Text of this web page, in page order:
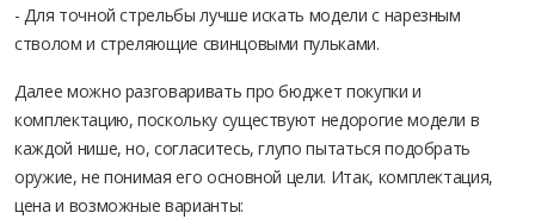
- Для точной стрельбы лучше искать модели с нарезным
стволом и стреляющие свинцовыми пульками.
Далее можно разговаривать про бюджет покупки и
комплектацию, поскольку существуют недорогие модели в
каждой нише, но, согласитесь, глупо пытаться подобрать
оружие, не понимая его основной цели. Итак, комплектация,
цена и возможные варианты: